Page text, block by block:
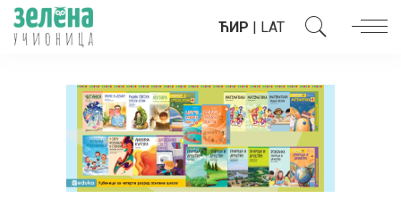
ЋИР | LAT